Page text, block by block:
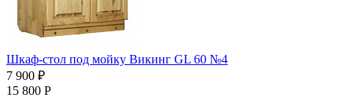
Шкаф-стол под мойку Викинг GL 60 №4
7 900 ₽
15 800 Р